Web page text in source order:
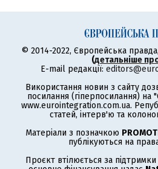
© 2014-2022, Європейська
(детальніше
E-mail редакції:
Використання новин з сайту
посилання (гіперпосилання) на
www.eurointegration.com.ua.
статей, інтерв'ю та
Матеріали з позначкою
публікуються на
Проєкт втілюється за